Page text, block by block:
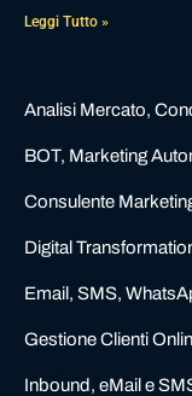
Leggi Tutto »
Analisi Mercato,
BOT, Marketing
Consulente
Digital
Email, SMS,
Gestione Clienti
Inbound, eMail e